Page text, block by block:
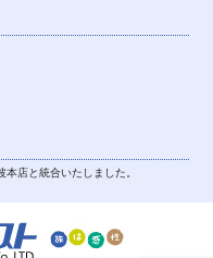
店と統合いたしました。